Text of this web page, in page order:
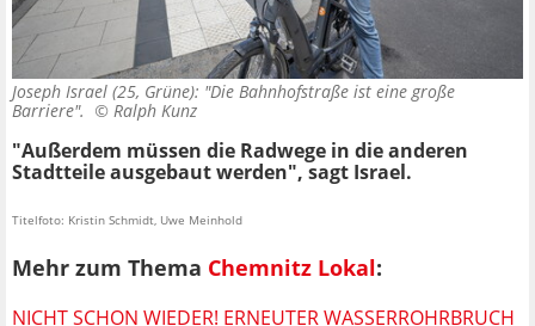
Joseph Israel (25, Grüne): "Die Bahnhofstraße ist eine große
Barriere". © Ralph Kunz
"Außerdem müssen die Radwege in die anderen
Stadtteile ausgebaut werden", sagt Israel.
Titelfoto: Kristin Schmidt, Uwe Meinhold
Mehr zum Thema Chemnitz Lokal:
NICHT SCHON WIEDER! ERNEUTER WASSERROHRBRUCH